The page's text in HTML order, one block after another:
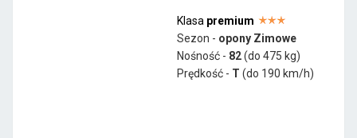
Klasa premium
Sezon - opony Zimowe
Nośność - 82(do 475 kg)
Prędkość - T (do 190 km/h)